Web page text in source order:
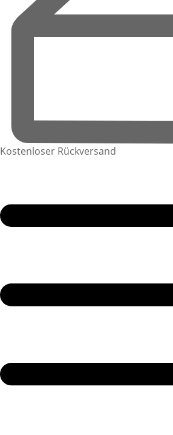
Kostenloser Rückversand